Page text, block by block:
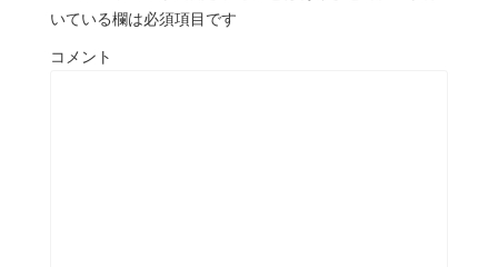
いている欄は必須項目です
コメント